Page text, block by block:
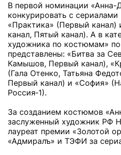
В первой номинации «Анна-
конкурировать с
«Практика» (Первый
канал, Пятый канал). А в
художника по костюмам»
представлены: «Битва за
Камышов, Первый канал),
(Гала Отенко, Татьяна
Первый канал) и «София»
Россия‑1).
За созданием костюмов
заслуженный художник РФ
лауреат премии «Золотой
«Адмиралъ» и ТЭФИ за